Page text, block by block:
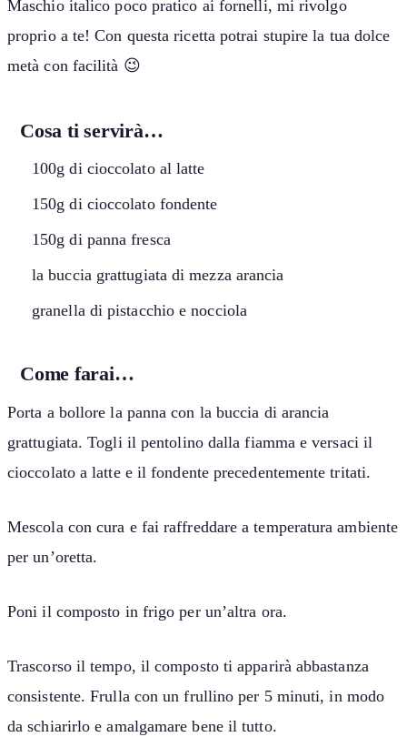
Maschio italico poco pratico ai fornelli, mi rivolgo
proprio a te! Con questa ricetta potrai stupire la tua dolce
metà con facilità 😉
Cosa ti servirà…
100g di cioccolato al latte
150g di cioccolato fondente
150g di panna fresca
la buccia grattugiata di mezza arancia
granella di pistacchio e nocciola
Come farai…
Porta a bollore la panna con la buccia di arancia
grattugiata. Togli il pentolino dalla fiamma e versaci il
cioccolato a latte e il fondente precedentemente tritati.
Mescola con cura e fai raffreddare a temperatura ambiente
per un’oretta.
Poni il composto in frigo per un’altra ora.
Trascorso il tempo, il composto ti apparirà abbastanza
consistente. Frulla con un frullino per 5 minuti, in modo
da schiarirlo e amalgamare bene il tutto.